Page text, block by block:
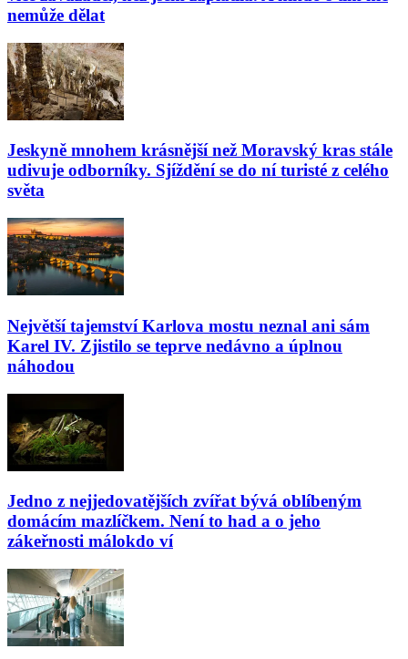
nemůže dělat
Jeskyně mnohem krásnější než Moravský kras stále
udivuje odborníky. Sjíždění se do ní turisté z celého
světa
Největší tajemství Karlova mostu neznal ani sám
Karel IV. Zjistilo se teprve nedávno a úplnou
náhodou
Jedno z nejjedovatějších zvířat bývá oblíbeným
domácím mazlíčkem. Není to had a o jeho
zákeřnosti málokdo ví